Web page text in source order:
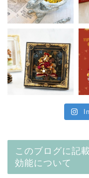
このブログに記
効能について